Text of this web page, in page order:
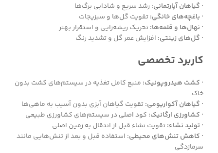
· گیاهان آپارتمانی: رشد سریع و شادابی برگ‌ها
· باغچه‌های خانگی:تقویت گل‌ها و سبزیجات
· نهال‌ها و قلمه‌ها:تحریک ریشه‌زایی و استقرار بهتر
· گل‌های زینتی: افزایش عمر گل و تشدید رنگ
کاربرد تخصصی
· کشت هیدروپونیک: منبع کامل تغذیه در سیستم‌های کشت بدون
خاک
· گیاهان آکواریومی:تقویت گیاهان آبزی بدون آسیب به ماهی‌ها
· کشاورزی ارگانیک: کود اصلی در سیستم‌های کشاورزی طبیعی
· تولید نشاء:تقویت نشاء قبل از انتقال به زمین اصلی
· کاهش تنش‌های محیطی: استفاده قبل و بعد از تنش‌هایی مانند
سرمازدگی